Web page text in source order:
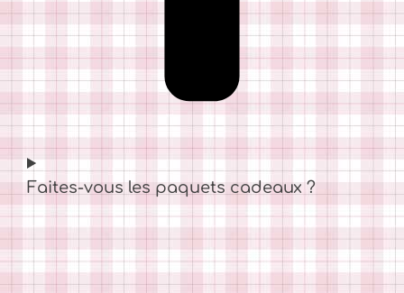
Faites-vous les paquets cadeaux ?